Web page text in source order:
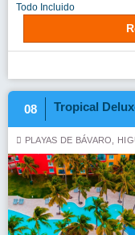
Todo Incluido
08 Tropical
PLAYAS DE BÁVARO,